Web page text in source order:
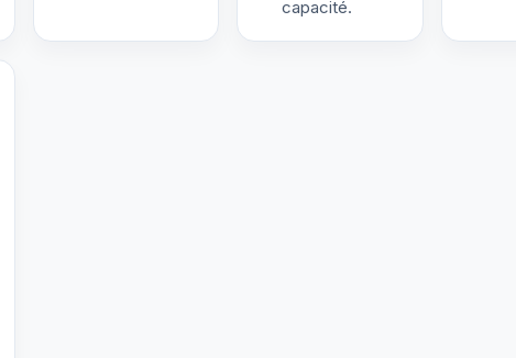
capacité.